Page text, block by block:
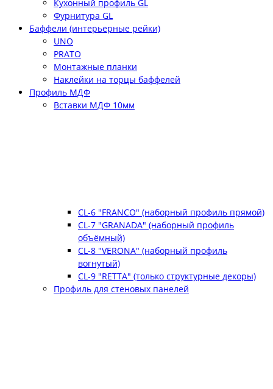
Кухонный профиль GL
Фурнитура GL
Баффели (интерьерные рейки)
UNO
PRATO
Монтажные планки
Наклейки на торцы баффелей
Профиль МДФ
Вставки МДФ 10мм
CL-6 "FRANCO" (наборный профиль прямой)
CL-7 "GRANADA" (наборный профиль
объёмный)
CL-8 "VERONA" (наборный профиль
вогнутый)
CL-9 "RETTA" (только структурные декоры)
Профиль для стеновых панелей